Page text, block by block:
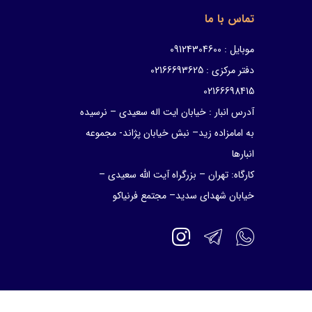
تماس با ما
موبایل : 09124304600
دفتر مرکزی : 02166693625
02166698415
آدرس انبار : خیابان ایت اله سعیدی – نرسیده
به امامزاده زید– نبش خیابان پژاند- مجموعه
انبارها
کارگاه: تهران – بزرگراه آیت الله سعیدی –
خیابان شهدای سدید– مجتمع فرنیاکو